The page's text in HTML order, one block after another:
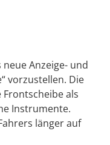
neue Anzeige- und
vorzustellen. Die
als
Instrumente.
länger auf